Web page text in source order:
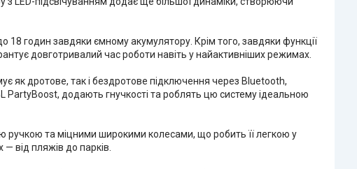
18 годин завдяки ємному акумулятору. Крім того, завдяки функції
довготривалий час роботи навіть у найактивніших режимах.
як дротове, так і бездротове підключення через Bluetooth,
PartyBoost, додають гнучкості та роблять цю систему ідеальною
ручкою та міцними широкими колесами, що робить її легкою у
від пляжів до парків.